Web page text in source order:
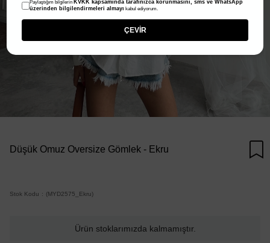
Düşük Omuz Oversize Gömlek - Ekru
Stok Kodu (MYD2575_Ekru)
Ürün stoklarımızda kalmamıştır.
Paylaştığım bilgilerin KVKK kapsamında tarafınızca korunmasını, sms ve WhatsApp
üzerinden bilgilendirmeleri almayı kabul ediyorum.
ÇEVİR